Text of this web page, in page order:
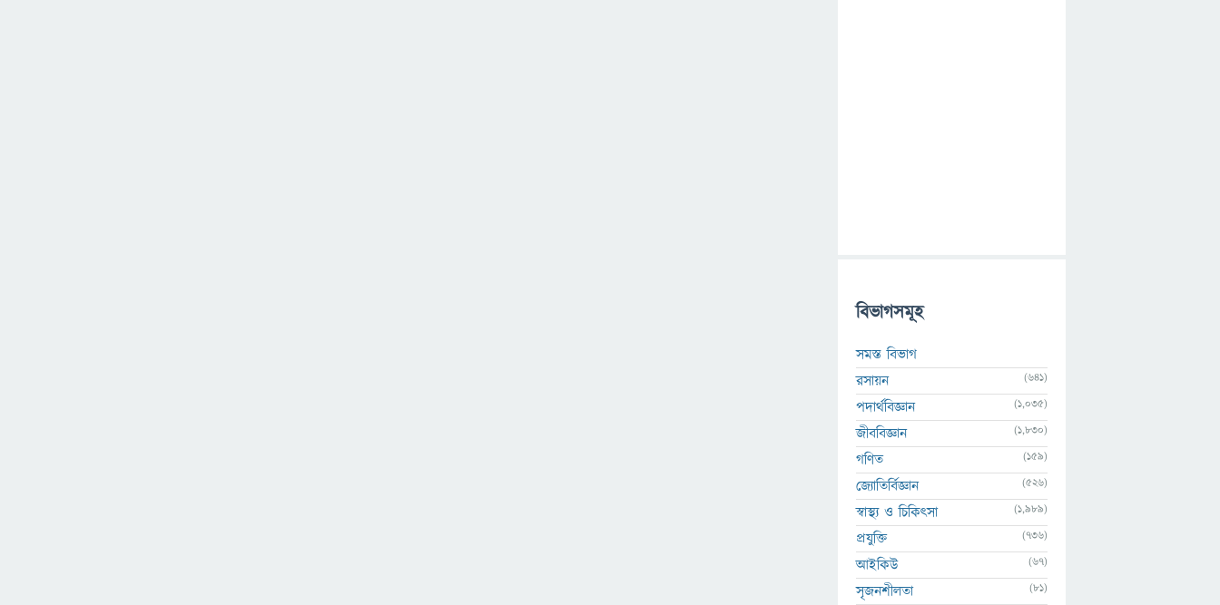
বিভাগসমূহ
সমস্ত বিভাগ
রসায়ন
(641)
পদার্থবিজ্ঞান (1,035)
জীববিজ্ঞান (1,830)
গণিত (159)
জ্যোতির্বিজ্ঞান (526)
স্বাস্থ্য ও চিকিৎসা (1,989)
প্রযুক্তি (736)
আইকিউ (67)
সৃজনশীলতা (81)